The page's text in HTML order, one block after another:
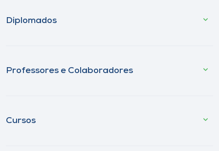
Diplomados
Professores e Colaboradores
Cursos